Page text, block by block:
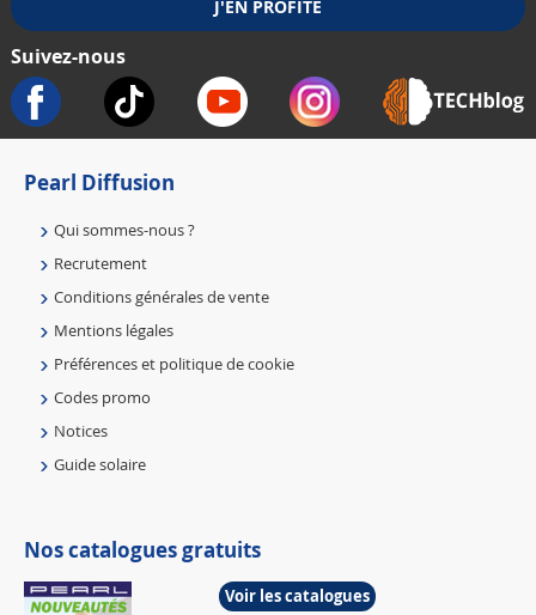
Suivez-nous
Pearl Diffusion
Qui sommes-nous ?
Recrutement
Conditions générales de vente
Mentions légales
Préférences et politique de cookie
Codes promo
Notices
Guide solaire
Nos catalogues gratuits
Voir les catalogues